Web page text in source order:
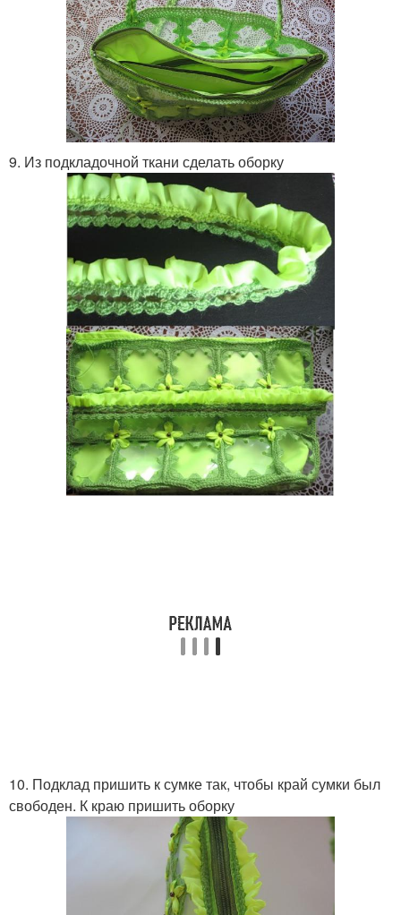
9. Из подкладочной ткани сделать оборку
10. Подклад пришить к сумке так, чтобы край сумки был
свободен. К краю пришить оборку